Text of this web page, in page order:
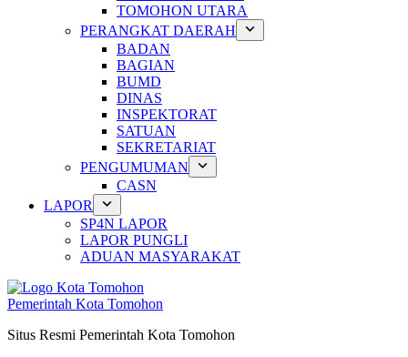
TOMOHON UTARA
PERANGKAT DAERAH
BADAN
BAGIAN
BUMD
DINAS
INSPEKTORAT
SATUAN
SEKRETARIAT
PENGUMUMAN
CASN
LAPOR
SP4N LAPOR
LAPOR PUNGLI
ADUAN MASYARAKAT
Pemerintah Kota Tomohon
Situs Resmi Pemerintah Kota Tomohon